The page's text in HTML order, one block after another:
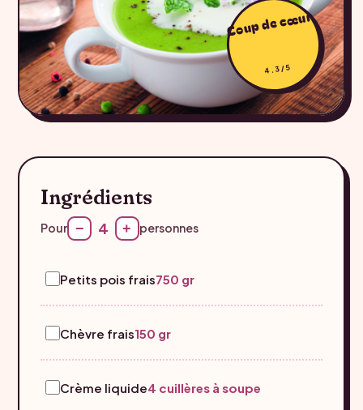
Coup de cœur
4.3/5
Ingrédients
Pour − 4 + personnes
Petits pois frais750 gr
Chèvre frais150 gr
Crème liquide4 cuillères à soupe